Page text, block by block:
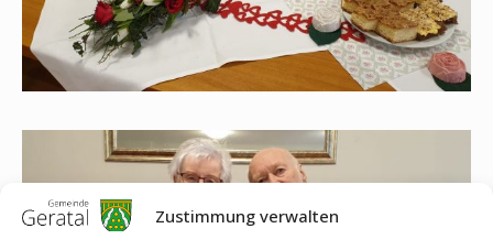
Zustimmung verwalten